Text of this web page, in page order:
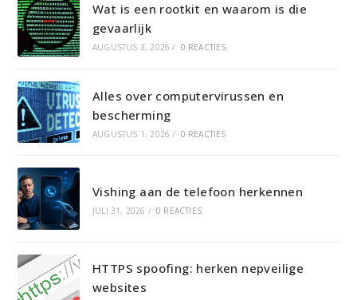
Wat is een rootkit en waarom is die
gevaarlijk
AUGUSTUS 3, 2026 / 0 REACTIES
Alles over computervirussen en
bescherming
AUGUSTUS 1, 2026 / 0 REACTIES
Vishing aan de telefoon herkennen
JULI 31, 2026 / 0 REACTIES
HTTPS spoofing: herken nepveilige
websites